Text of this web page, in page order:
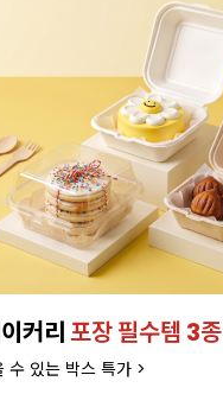
커리포장 필수템 3종
수 있는 박스 특가 >